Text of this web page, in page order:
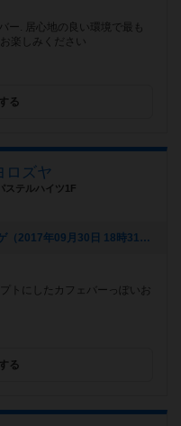
ー. 居心地の良い環境で最も
楽しみください
る
ロズヤ
テルハイツ1F
[NEW] ボードゲーム部活動 #よろボドゲ（2017年09月30日 18時31分）
トにしたカフェバーっぽいお
る